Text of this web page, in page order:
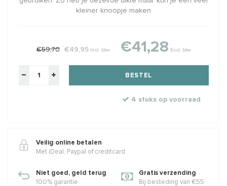
kleiner knoopje maken
€59,70 €49,95 Incl. btw €41,28 Excl. btw
BESTEL
4 stuks op voorraad
Veilig online betalen
Met iDeal, Paypal of creditcard
Niet goed, geld terug
100% garantie
Gratis verzending
Bij besteding van €55